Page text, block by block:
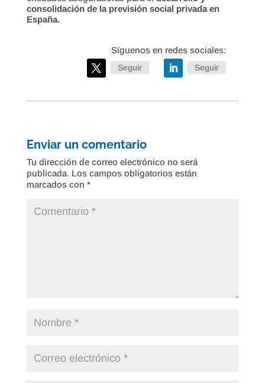
consolidación de la previsión social privada en
España.
Seguir Seguir
Enviar un comentario
Tu dirección de correo electrónico no será
publicada. Los campos obligatorios están
marcados con *